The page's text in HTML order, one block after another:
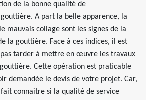
de la bonne qualité de
A part la belle apparence, la
mauvais collage sont les signes de la
la gouttière. Face à ces indices, il est
tarder à mettre en œuvre les travaux
Cette opération est praticable
demandée le devis de votre projet. Car,
fait connaitre si la qualité de service